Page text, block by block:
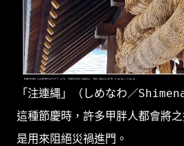
「注連縄」（しめなわ／
這種節慶時，許多甲胖人都會將
是用來阻絕災禍進門。